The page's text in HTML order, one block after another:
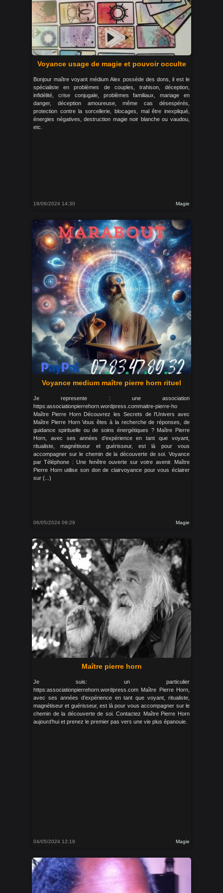
Voyance usage de magie et pouvoir occulte
Bonjour maître voyant médium Alex possède des dons, il est le
spécialiste en problèmes de couples, trahison, déception,
infidélité, crise conjugale, problèmes familiaux, mariage en
danger, déception amoureuse, même cas désespérés,
protection contre la sorcellerie, blocages, mal être inexpliqué,
énergies négatives, destruction magie noir blanche ou vaudou,
etc.
19/06/2024 14:30 Magie
Voyance medium maître pierre horn rituel
Je represente : une association
https:associationpierrehorn.wordpress.commaitre-pierre-ho
Maître Pierre Horn Découvrez les Secrets de l’Univers avec
Maître Pierre Horn Vous êtes à la recherche de réponses, de
guidance spirituelle ou de soins énergétiques ? Maître Pierre
Horn, avec ses années d’expérience en tant que voyant,
ritualiste, magnétiseur et guérisseur, est là pour vous
accompagner sur le chemin de la découverte de soi. Voyance
par Téléphone : Une fenêtre ouverte sur votre avenir. Maître
Pierre Horn utilise son don de clairvoyance pour vous éclairer
sur (...)
06/05/2024 09:29 Magie
Maître pierre horn
Je suis: un particulier
https:associationpierrehorn.wordpress.com Maître Pierre Horn,
avec ses années d’expérience en tant que voyant, ritualiste,
magnétiseur et guérisseur, est là pour vous accompagner sur le
chemin de la découverte de soi. Contactez Maître Pierre Horn
aujourd’hui et prenez le premier pas vers une vie plus épanouie.
04/05/2024 12:18 Magie